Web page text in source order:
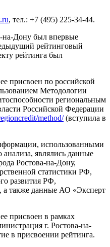
, тел.: +7 (495) 225-34-44.
на-Дону был впервые
рейтинговый
рейтинга был
присвоен по российской
Методологии
региональным
Российской Федерации
method/(вступила в
использованными
анализа, являлись данные
Ростова-на-Дону,
статистики РФ,
развития РФ,
также данные АО «Эксперт
присвоен в рамках
г. Ростова-на-
в присвоении рейтинга.